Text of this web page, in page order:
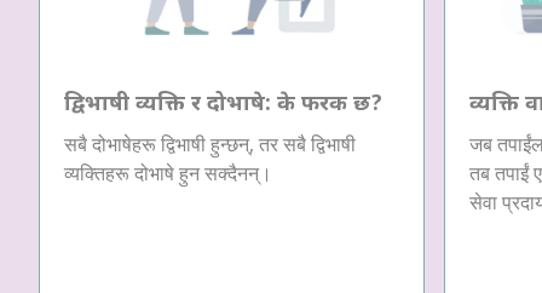
द्विभाषी व्यक्ति र दोभाषे: के फरक छ?
सबै दोभाषेहरू द्विभाषी हुन्छन्, तर सबै द्विभाषी
व्यक्तिहरू दोभाषे हुन सक्दैनन्।
व्यक्ति
जब
तब तपाईं
सेवा